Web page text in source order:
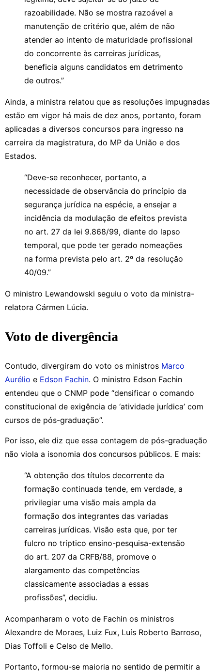
razoabilidade. Não se mostra razoável a
manutenção de critério que, além de não
atender ao intento de maturidade profissional
do concorrente às carreiras jurídicas,
beneficia alguns candidatos em detrimento
de outros.”
Ainda, a ministra relatou que as resoluções impugnadas
estão em vigor há mais de dez anos, portanto, foram
aplicadas a diversos concursos para ingresso na
carreira da magistratura, do MP da União e dos
Estados.
“Deve-se reconhecer, portanto, a
necessidade de observância do princípio da
segurança jurídica na espécie, a ensejar a
incidência da modulação de efeitos prevista
no art. 27 da lei 9.868/99, diante do lapso
temporal, que pode ter gerado nomeações
na forma prevista pelo art. 2º da resolução
40/09.”
O ministro Lewandowski seguiu o voto da ministra-
relatora Cármen Lúcia.
Voto de divergência
Contudo, divergiram do voto os ministros Marco
Aurélio e Edson Fachin. O ministro Edson Fachin
entendeu que o CNMP pode “densificar o comando
constitucional de exigência de ‘atividade jurídica’ com
cursos de pós-graduação”.
Por isso, ele diz que essa contagem de pós-graduação
não viola a isonomia dos concursos públicos. E mais:
“A obtenção dos títulos decorrente da
formação continuada tende, em verdade, a
privilegiar uma visão mais ampla da
formação dos integrantes das variadas
carreiras jurídicas. Visão esta que, por ter
fulcro no tríptico ensino-pesquisa-extensão
do art. 207 da CRFB/88, promove o
alargamento das competências
classicamente associadas a essas
profissões”, decidiu.
Acompanharam o voto de Fachin os ministros
Alexandre de Moraes, Luiz Fux, Luís Roberto Barroso,
Dias Toffoli e Celso de Mello.
Portanto, formou-se maioria no sentido de permitir a